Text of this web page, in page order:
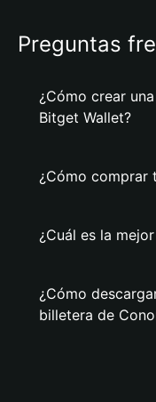
Preguntas
¿Cómo crear
Bitget Wallet?
¿Cómo comprar
¿Cuál es la
¿Cómo
billetera de